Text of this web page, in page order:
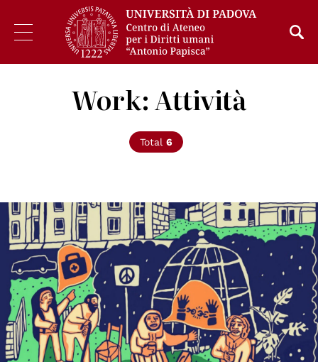
Work: Attività
Total 6
© Monique Jackson